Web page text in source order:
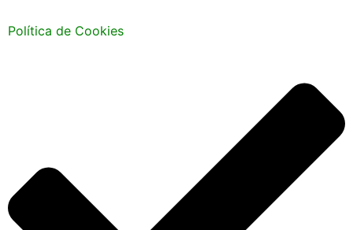
Política de Cookies